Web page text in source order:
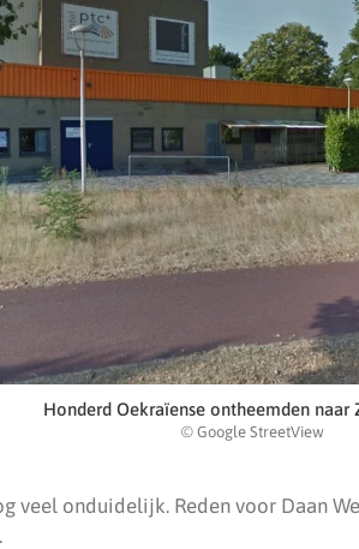
Honderd Oekraïense ontheemden naar
© Google StreetView
veel onduidelijk. Reden voor Daan